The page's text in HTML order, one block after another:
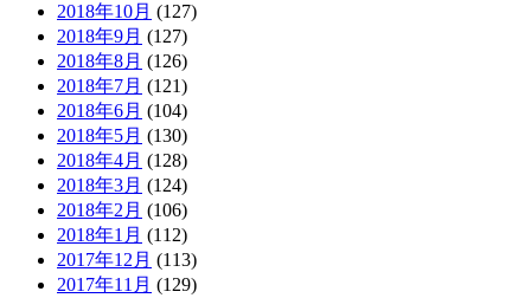
2018年10月 (127)
2018年9月 (127)
2018年8月 (126)
2018年7月 (121)
2018年6月 (104)
2018年5月 (130)
2018年4月 (128)
2018年3月 (124)
2018年2月 (106)
2018年1月 (112)
2017年12月 (113)
2017年11月 (129)